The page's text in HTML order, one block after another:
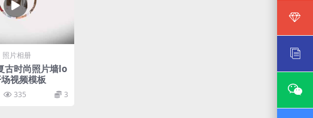
照片相册
古时尚照片墙lo
视频模板
335 3